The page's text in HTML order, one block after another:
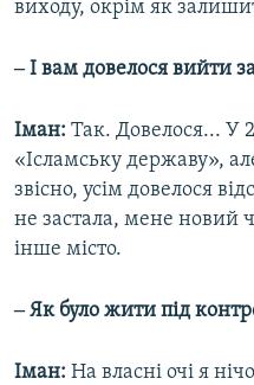
виходу, окрім як
‒ І вам довелося вийти
Іман: Так. Довелося... У
«Ісламську державу»,
звісно, усім довелося
не застала, мене новий
інше місто.
‒ Як було жити під
Іман: На власні очі я